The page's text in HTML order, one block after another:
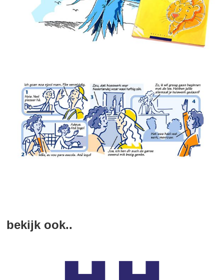
bekijk ook..